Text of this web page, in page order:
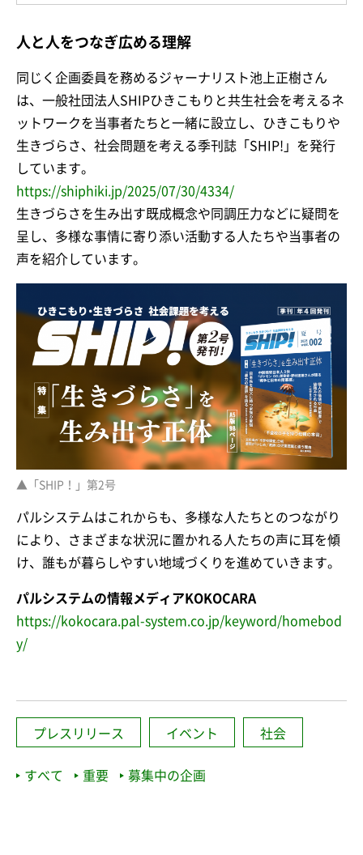
人と人をつなぎ広める理解
同じく企画委員を務めるジャーナリスト池上正樹さん
は、一般社団法人SHIPひきこもりと共生社会を考えるネ
ットワークを当事者たちと一緒に設立し、ひきこもりや
生きづらさ、社会問題を考える季刊誌「SHIP!」を発行
しています。
https://shiphiki.jp/2025/07/30/4334/
生きづらさを生み出す既成概念や同調圧力などに疑問を
呈し、多様な事情に寄り添い活動する人たちや当事者の
声を紹介しています。
▲「SHIP！」第2号
パルシステムはこれからも、多様な人たちとのつながり
により、さまざまな状況に置かれる人たちの声に耳を傾
け、誰もが暮らしやすい地域づくりを進めていきます。
パルシステムの情報メディアKOKOCARA
https://kokocara.pal-system.co.jp/keyword/homebod
y/
プレスリリース イベント 社会
すべて 重要 募集中の企画